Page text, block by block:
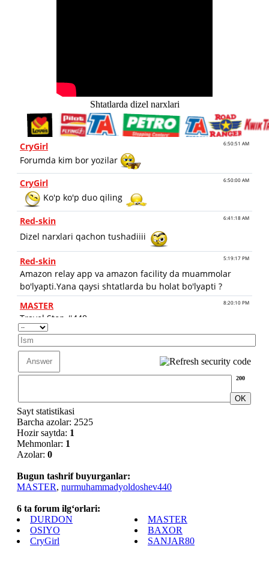
Shtatlarda dizel narxlari
200
Sayt statistikasi
Barcha azolar: 2525
Hozir saytda: 1
Mehmonlar: 1
Azolar: 0
Bugun tashrif buyurganlar:
MASTER, nurmuhammadyoldoshev440
6 ta forum ilg‘orlari:
DURDON
MASTER
OSIYO
BAXOR
CryGirl
SANJAR80